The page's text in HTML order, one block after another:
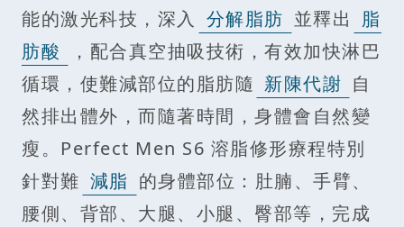
能的激光科技，深入 分解脂肪 並釋出
脂
肪酸
，配合真空抽吸技術，有效加快淋巴
循環，使難減部位的脂肪隨 新陳代謝 自
然排出體外，而隨著時間，身體會自然變
瘦。Perfect Men S6 溶脂修形療程特別
針對難 減脂 的身體部位：肚腩、手臂、
腰側、背部、大腿、小腿、臀部等，完成